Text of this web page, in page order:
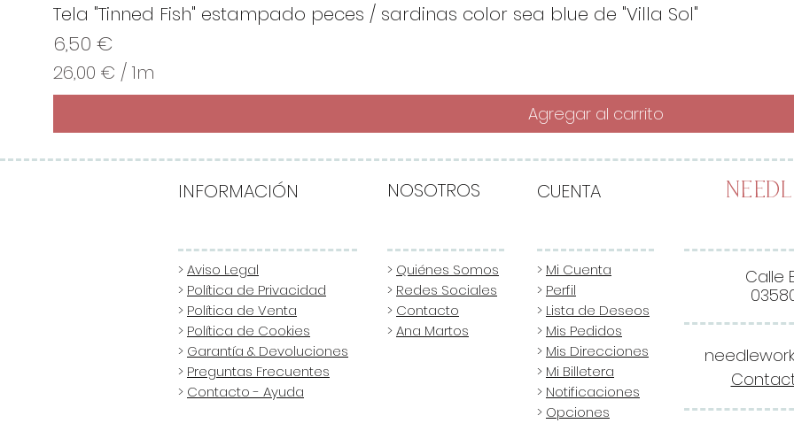
Tela "Tinned Fish" estampado peces / sardinas color sea blue de "Villa Sol"
Precio
6,50 €
26,00 € / 1m
2
,
0
Agregar al carrito
INFORMACIÓN
>Aviso Legal
> Política de Privacidad
> Política de Venta
> Política de Cookies
> Garantía & Devoluciones
> Preguntas Frecuentes
> Contacto - Ayuda
NOSOTROS
> Quiénes Somos
> Redes Sociales
> Contacto
>Ana Martos
CUENTA
> Mi Cuenta
> Perfil
> Lista de Deseos
> Mis Pedidos
> Mis Direcciones
> Mi Billetera
> Notificaciones
> Opciones
Calle